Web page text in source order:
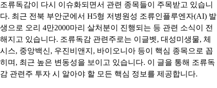
조류독감이 다시 이슈화되면서 관련 종목들이 주목받고 있습니
다. 최근 전북 부안군에서 H5형 저병원성 조류인플루엔자(AI) 발
생으로 오리 4만2000마리 살처분이 진행되는 등 관련 소식이 전
해지고 있습니다. 조류독감 관련주로는 이글벳, 대성미생물, 체
시스, 중앙백신, 우진비앤지, 바이오니아 등이 핵심 종목으로 꼽
히며, 최근 높은 변동성을 보이고 있습니다. 이 글을 통해 조류독
감 관련주 투자 시 알아야 할 모든 핵심 정보를 제공합니다.